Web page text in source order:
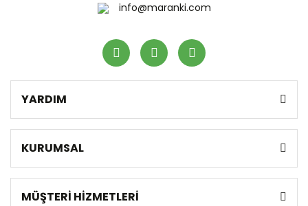
info@maranki.com
YARDIM
KURUMSAL
MÜŞTERİ HİZMETLERİ